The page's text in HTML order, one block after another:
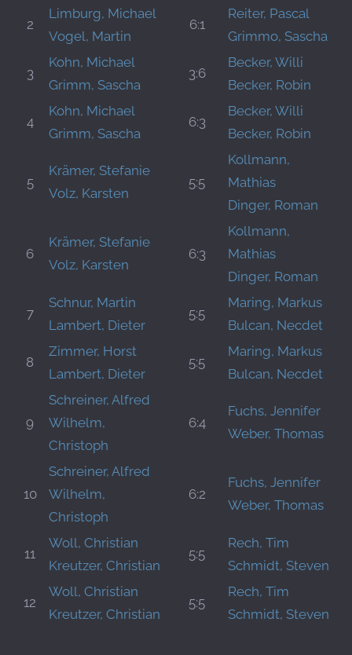
2
Limburg, Michael
Vogel, Martin
6:1
Reiter, Pascal
Grimmo, Sascha
3
Kohn, Michael
Grimm, Sascha
3:6
Becker, Willi
Becker, Robin
4
Kohn, Michael
Grimm, Sascha
6:3
Becker, Willi
Becker, Robin
5
Krämer, Stefanie
Volz, Karsten
5:5
Kollmann,
Mathias
Dinger, Roman
6
Krämer, Stefanie
Volz, Karsten
6:3
Kollmann,
Mathias
Dinger, Roman
7
Schnur, Martin
Lambert, Dieter
5:5
Maring, Markus
Bulcan, Necdet
8
Zimmer, Horst
Lambert, Dieter
5:5
Maring, Markus
Bulcan, Necdet
9
Schreiner, Alfred
Wilhelm,
Christoph
6:4
Fuchs, Jennifer
Weber, Thomas
10
Schreiner, Alfred
Wilhelm,
Christoph
6:2
Fuchs, Jennifer
Weber, Thomas
11
Woll, Christian
Kreutzer, Christian
5:5
Rech, Tim
Schmidt, Steven
12
Woll, Christian
Kreutzer, Christian
5:5
Rech, Tim
Schmidt, Steven